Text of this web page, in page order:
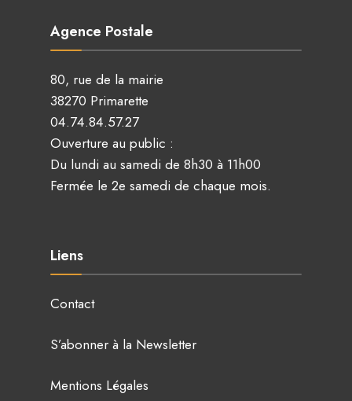
Agence Postale
80, rue de la mairie
38270 Primarette
04.74.84.57.27
Ouverture au public :
Du lundi au samedi de 8h30 à 11h00
Fermée le 2e samedi de chaque mois.
Liens
Contact
S’abonner à la Newsletter
Mentions Légales